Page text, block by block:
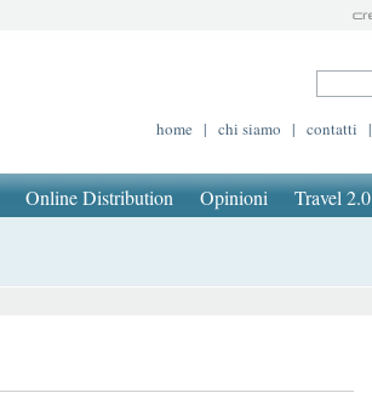
home | chi siamo | contatti |
Online Distribution Opinioni Travel 2.0